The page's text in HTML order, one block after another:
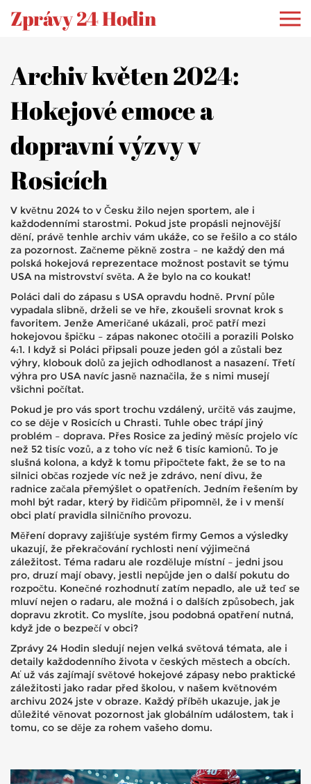
Zprávy 24 Hodin
Archiv květen 2024:
Hokejové emoce a
dopravní výzvy v
Rosicích
V květnu 2024 to v Česku žilo nejen sportem, ale i
každodenními starostmi. Pokud jste propásli nejnovější
dění, právě tenhle archiv vám ukáže, co se řešilo a co stálo
za pozornost. Začneme pěkně zostra – ne každý den má
polská hokejová reprezentace možnost postavit se týmu
USA na mistrovství světa. A že bylo na co koukat!
Poláci dali do zápasu s USA opravdu hodně. První půle
vypadala slibně, drželi se ve hře, zkoušeli srovnat krok s
favoritem. Jenže Američané ukázali, proč patří mezi
hokejovou špičku – zápas nakonec otočili a porazili Polsko
4:1. I když si Poláci připsali pouze jeden gól a zůstali bez
výhry, klobouk dolů za jejich odhodlanost a nasazení. Třetí
výhra pro USA navíc jasně naznačila, že s nimi musejí
všichni počítat.
Pokud je pro vás sport trochu vzdálený, určitě vás zaujme,
co se děje v Rosicích u Chrasti. Tuhle obec trápí jiný
problém – doprava. Přes Rosice za jediný měsíc projelo víc
než 52 tisíc vozů, a z toho víc než 6 tisíc kamionů. To je
slušná kolona, a když k tomu připočtete fakt, že se to na
silnici občas rozjede víc než je zdrávo, není divu, že
radnice začala přemýšlet o opatřeních. Jedním řešením by
mohl být radar, který by řidičům připomněl, že i v menší
obci platí pravidla silničního provozu.
Měření dopravy zajišťuje systém firmy Gemos a výsledky
ukazují, že překračování rychlosti není výjimečná
záležitost. Téma radaru ale rozděluje místní – jedni jsou
pro, druzí mají obavy, jestli nepůjde jen o další pokutu do
rozpočtu. Konečné rozhodnutí zatím nepadlo, ale už teď se
mluví nejen o radaru, ale možná i o dalších způsobech, jak
dopravu zkrotit. Co myslíte, jsou podobná opatření nutná,
když jde o bezpečí v obci?
Zprávy 24 Hodin sledují nejen velká světová témata, ale i
detaily každodenního života v českých městech a obcích.
Ať už vás zajímají světové hokejové zápasy nebo praktické
záležitosti jako radar před školou, v našem květnovém
archivu 2024 jste v obraze. Každý příběh ukazuje, jak je
důležité věnovat pozornost jak globálním událostem, tak i
tomu, co se děje za rohem vašeho domu.